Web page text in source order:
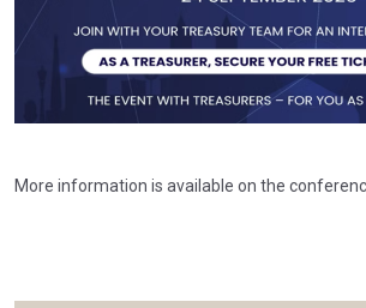
More information is available on the